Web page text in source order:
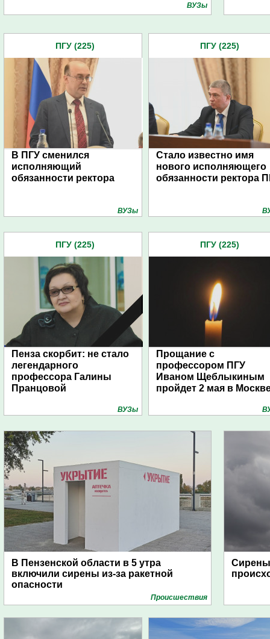
ВУЗы
ПГУ (225)
В ПГУ сменился
исполняющий
обязанности ректора
ВУЗы
ПГУ (225)
Стало известно имя
нового исполняющего
обязанности ректора
ПГУ (225)
Пенза скорбит: не стало
легендарного
профессора Галины
Пранцовой
ВУЗы
ПГУ (225)
Прощание с
профессором ПГУ
Иваном Щеблыкиным
пройдет 2 мая в
В Пензенской области в 5 утра
включили сирены из-за ракетной
опасности
Проиcшествия
Сирены